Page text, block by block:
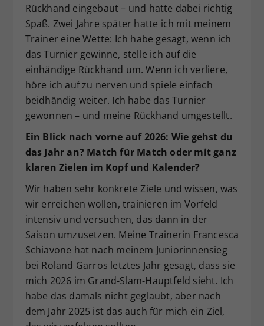
Rückhand eingebaut – und hatte dabei richtig
Spaß. Zwei Jahre später hatte ich mit meinem
Trainer eine Wette: Ich habe gesagt, wenn ich
das Turnier gewinne, stelle ich auf die
einhändige Rückhand um. Wenn ich verliere,
höre ich auf zu nerven und spiele einfach
beidhändig weiter. Ich habe das Turnier
gewonnen – und meine Rückhand umgestellt.
Ein Blick nach vorne auf 2026: Wie gehst du
das Jahr an? Match für Match oder mit ganz
klaren Zielen im Kopf und Kalender?
Wir haben sehr konkrete Ziele und wissen, was
wir erreichen wollen, trainieren im Vorfeld
intensiv und versuchen, das dann in der
Saison umzusetzen. Meine Trainerin Francesca
Schiavone hat nach meinem Juniorinnensieg
bei Roland Garros letztes Jahr gesagt, dass sie
mich 2026 im Grand-Slam-Hauptfeld sieht. Ich
habe das damals nicht geglaubt, aber nach
dem Jahr 2025 ist das auch für mich ein Ziel,